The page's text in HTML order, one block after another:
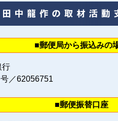
■郵便局から振込みの
行
／62056751
■郵便振替口座